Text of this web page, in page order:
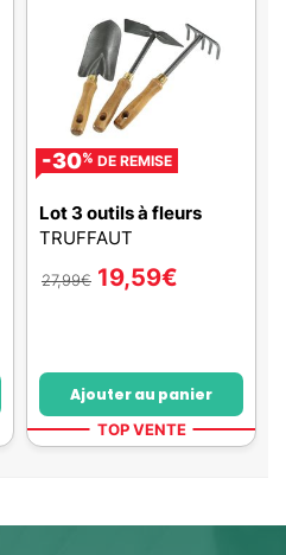
-30% DE REMISE
Lot 3 outils à fleurs
TRUFFAUT
27,99€ 19,59€
Ajouter au panier
TOP VENTE